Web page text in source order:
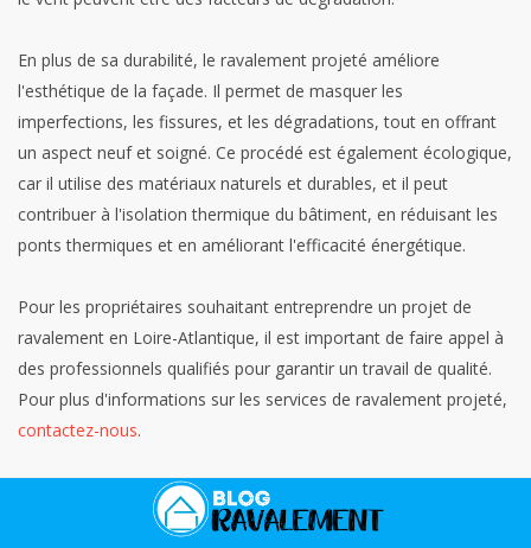
En plus de sa durabilité, le ravalement projeté améliore
l'esthétique de la façade. Il permet de masquer les
imperfections, les fissures, et les dégradations, tout en offrant
un aspect neuf et soigné. Ce procédé est également écologique,
car il utilise des matériaux naturels et durables, et il peut
contribuer à l'isolation thermique du bâtiment, en réduisant les
ponts thermiques et en améliorant l'efficacité énergétique.
Pour les propriétaires souhaitant entreprendre un projet de
ravalement en Loire-Atlantique, il est important de faire appel à
des professionnels qualifiés pour garantir un travail de qualité.
Pour plus d'informations sur les services de ravalement projeté,
contactez-nous.